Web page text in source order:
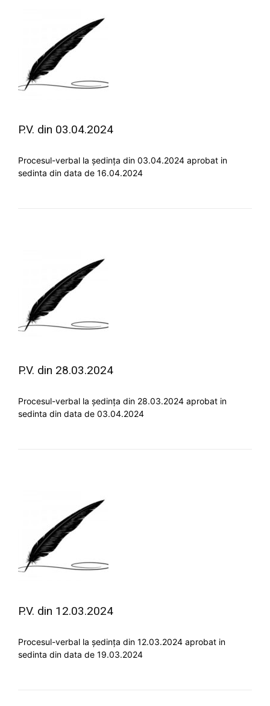
P.V. din 03.04.2024
Procesul-verbal la ședința din 03.04.2024 aprobat in
sedinta din data de 16.04.2024
P.V. din 28.03.2024
Procesul-verbal la ședința din 28.03.2024 aprobat in
sedinta din data de 03.04.2024
P.V. din 12.03.2024
Procesul-verbal la ședința din 12.03.2024 aprobat in
sedinta din data de 19.03.2024